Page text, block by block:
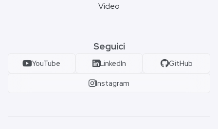
Video
Seguici
YouTube LinkedIn GitHub
Instagram